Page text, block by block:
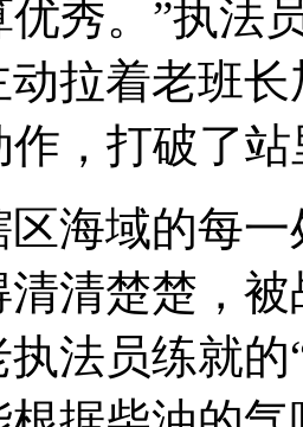
优秀。”执法
动拉着老班
作，打破了
域的每一
清楚楚，
法员练就